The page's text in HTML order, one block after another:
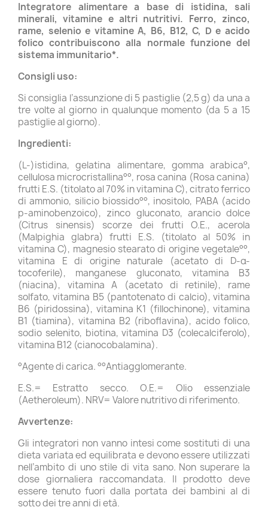
Integratore alimentare a base di istidina, sali
minerali, vitamine e altri nutritivi. Ferro, zinco,
rame, selenio e vitamine A, B6, B12, C, D e acido
folico contribuiscono alla normale funzione del
sistema immunitario*.
Consigli uso:
Si consiglia l’assunzione di 5 pastiglie (2,5 g) da una a
tre volte al giorno in qualunque momento (da 5 a 15
pastiglie al giorno).
Ingredienti:
(L-)istidina, gelatina alimentare, gomma arabica°,
cellulosa microcristallina°°, rosa canina (Rosa canina)
frutti E.S. (titolato al 70% in vitamina C), citrato ferrico
di ammonio, silicio biossido°°, inositolo, PABA (acido
p-aminobenzoico), zinco gluconato, arancio dolce
(Citrus sinensis) scorze dei frutti O.E., acerola
(Malpighia glabra) frutti E.S. (titolato al 50% in
vitamina C), magnesio stearato di origine vegetale°°,
vitamina E di origine naturale (acetato di D-α-
tocoferile), manganese gluconato, vitamina B3
(niacina), vitamina A (acetato di retinile), rame
solfato, vitamina B5 (pantotenato di calcio), vitamina
B6 (piridossina), vitamina K1 (fillochinone), vitamina
B1 (tiamina), vitamina B2 (riboflavina), acido folico,
sodio selenito, biotina, vitamina D3 (colecalciferolo),
vitamina B12 (cianocobalamina).
°Agente di carica. °°Antiagglomerante.
E.S.= Estratto secco. O.E.= Olio essenziale
(Aetheroleum). NRV= Valore nutritivo di riferimento.
Avvertenze:
Gli integratori non vanno intesi come sostituti di una
dieta variata ed equilibrata e devono essere utilizzati
nell’ambito di uno stile di vita sano. Non superare la
dose giornaliera raccomandata. Il prodotto deve
essere tenuto fuori dalla portata dei bambini al di
sotto dei tre anni di età.